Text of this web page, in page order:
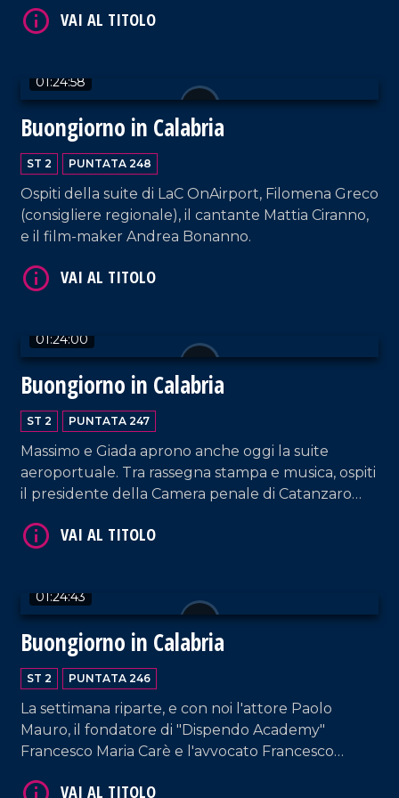
Paviglianiti.
01:24:58
Buongiorno in Calabria
ST 2 PUNTATA 248
Ospiti della suite di LaC OnAirport, Filomena Greco
(consigliere regionale), il cantante Mattia Ciranno,
e il film-maker Andrea Bonanno.
01:24:00
Buongiorno in Calabria
ST 2 PUNTATA 247
Massimo e Giada aprono anche oggi la suite
aeroportuale. Tra rassegna stampa e musica, ospiti
il presidente della Camera penale di Catanzaro
procuratore della Repubblica a Catanzaro e
01:24:43
Buongiorno in Calabria
ST 2 PUNTATA 246
La settimana riparte, e con noi l'attore Paolo
Mauro, il fondatore di "Dispendo Academy"
Francesco Maria Carè e l'avvocato Francesco
VAI AL TITOLO
VAI AL TITOLO
VAI AL TITOLO
VAI AL TITOLO